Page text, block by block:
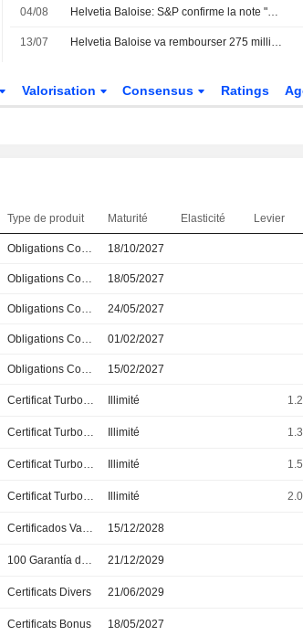
04/08 Helvetia Baloise: S&P confirme la note "A+"
13/07 Helvetia Baloise va rembourser 275 millions de francs suisses d'obligations subordonnées
Valorisation Consensus Ratings
Type de produit Maturité Elasticité Levier
Obligations Convertibles 18/10/2027
Obligations Convertibles 18/05/2027
Obligations Convertibles 24/05/2027
Obligations Convertibles 01/02/2027
Obligations Convertibles 15/02/2027
Certificat Turbo Stop Loss Illimité
Certificat Turbo Stop Loss Illimité
Certificat Turbo Stop Loss Illimité
Certificat Turbo Stop Loss Illimité
Certificados Varios 15/12/2028
100 Garantía de Capital 21/12/2029
Certificats Divers 21/06/2029
Certificats Bonus 18/05/2027